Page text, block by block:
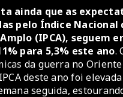
ainda que as
pelo Índice Nacional
(IPCA), seguem
para 5,3% este ano.
da guerra no
deste ano foi
seguida,